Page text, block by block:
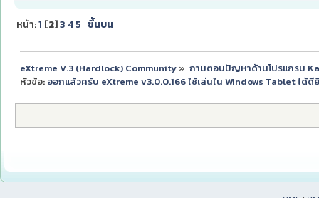
หน้า:1 [2]3 4 5 ขึ้นบน
eXtreme V.3 (Hardlock) Community» ถามตอบปัญหาด้านโปรแกรม
หัวข้อ: ออกแล้วครับ eXtreme v3.0.0.166 ใช้เล่นใน Windows Tablet ได้ดี